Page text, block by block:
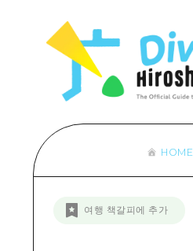
HOME
여행 책갈피에 추가